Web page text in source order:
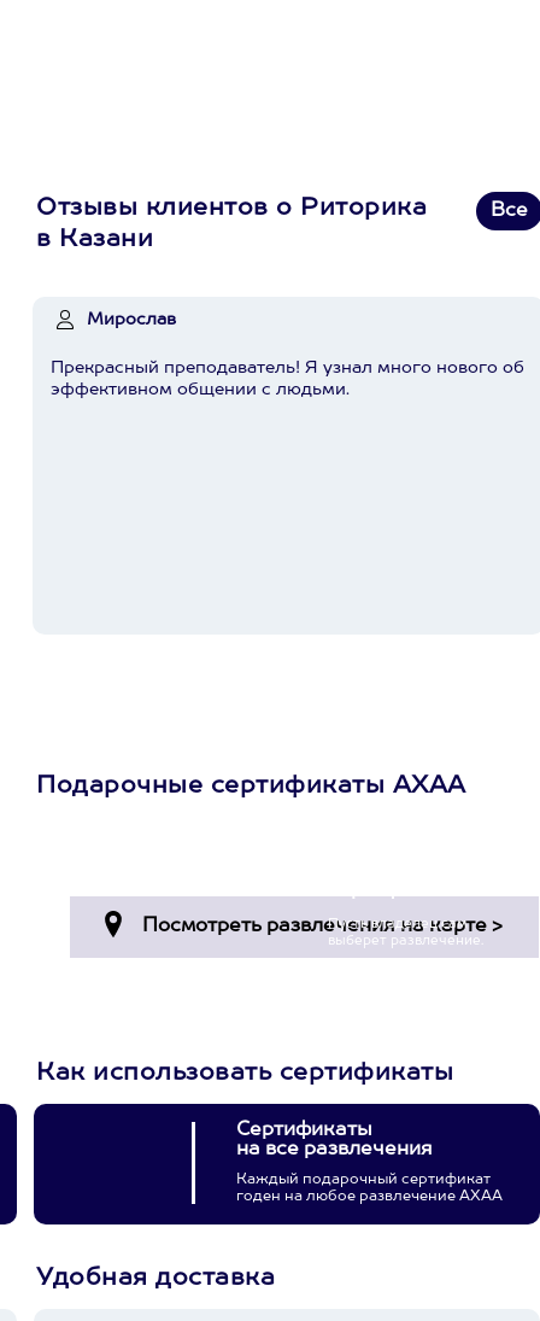
Отзывы клиентов о Риторика
в Казани
Все
Мирослав
Прекрасный преподаватель! Я узнал много нового об
эффективном общении с людьми.
Подарочные сертификаты АХАА
Пусть владелец сам
выберет развлечение.
Как использовать сертификаты
Сертификаты
на все развлечения
Каждый подарочный сертификат
годен на любое развлечение АХАА
Удобная доставка